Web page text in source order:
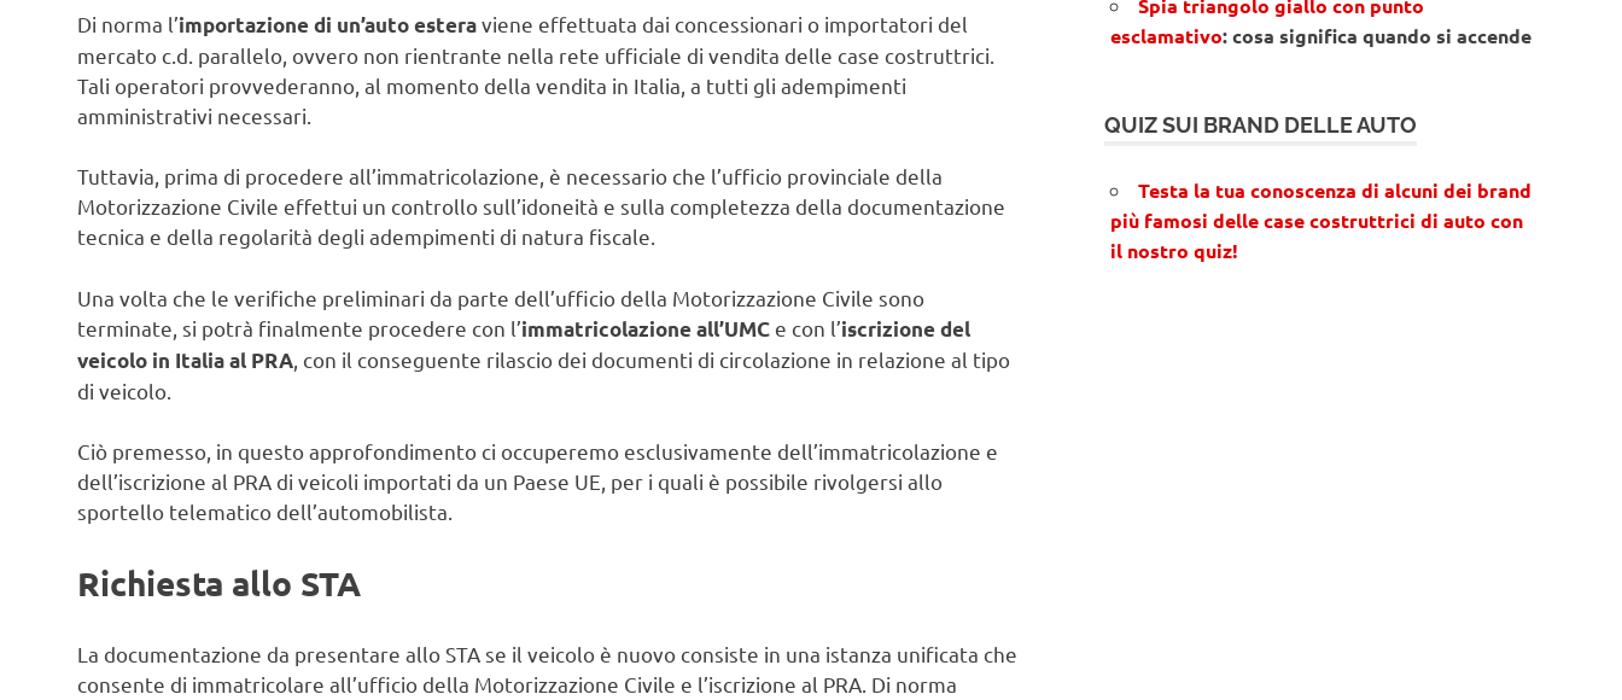
Di norma l’importazione di un’auto esteraviene effettuata dai concessionari o importatori del
mercato c.d. parallelo, ovvero non rientrante nella rete ufficiale di vendita delle case costruttrici.
Tali operatori provvederanno, al momento della vendita in Italia, a tutti gli adempimenti
amministrativi necessari.
Tuttavia, prima di procedere all’immatricolazione, è necessario che l’ufficio provinciale della
Motorizzazione Civile effettui un controllo sull’idoneità e sulla completezza della documentazione
tecnica e della regolarità degli adempimenti di natura fiscale.
Una volta che le verifiche preliminari da parte dell’ufficio della Motorizzazione Civile sono
terminate, si potrà finalmente procedere con l’immatricolazione all’UMC e con l’iscrizione del
veicolo in Italia al PRA , con il conseguente rilascio dei documenti di circolazione in relazione al tipo
di veicolo.
Ciò premesso, in questo approfondimento ci occuperemo esclusivamente dell’immatricolazione e
dell’iscrizione al PRA di veicoli importati da un Paese UE, per i quali è possibile rivolgersi allo
sportello telematico dell’automobilista.
Richiesta allo STA
La documentazione da presentare allo STA se il veicolo è nuovo consiste in una istanza unificata che
consente di immatricolare all’ufficio della Motorizzazione Civile e l’iscrizione al PRA. Di norma
Spia triangolo giallo con punto
esclamativo: cosa significa quando si accende
QUIZ SUI BRAND DELLE AUTO
Testa la tua conoscenza di alcuni dei brand
più famosi delle case costruttrici di auto con
il nostro quiz!